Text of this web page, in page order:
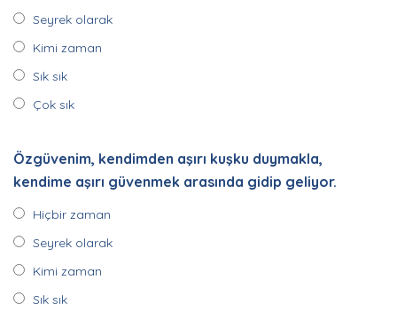
Seyrek olarak
Kimi zaman
Sık sık
Çok sık
Özgüvenim, kendimden aşırı kuşku duymakla,
kendime aşırı güvenmek arasında gidip geliyor.
Hiçbir zaman
Seyrek olarak
Kimi zaman
Sık sık